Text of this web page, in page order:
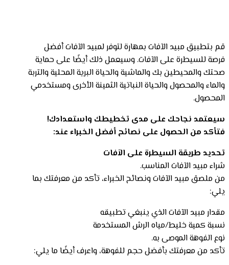
قم بتطبيق مبيد الآفات بمهارة لتوفر لمبيد الآفات أفضل
فرصة للسيطرة على الآفات. وسيعمل ذلك أيضًا على حماية
صحتك والمحيطين بك والماشية والحياة البرية المحلية والتربة
والماء والمحصول والحياة النباتية الثمينة الأخرى ومستخدمي
المحصول.
سيعتمد نجاحك على مدى تخطيطك واستعدادك!
فتأكد من الحصول على نصائح أفضل الخبراء عند:
تحديد طريقة السيطرة على الآفات
شراء مبيد الآفات المناسب.
من ملصق مبيد الآفات ونصائح الخبراء، تأكد من معرفتك بما
يلي:
مقدار مبيد الآفات الذي ينبغي تطبيقه
نسبة كمية خليط/مياه الرش المستخدمة
نوع الفوهة الموصى به.
تأكد من معرفتك بأفضل حجم للفوهة، واعرف أيضًا ما يلي: